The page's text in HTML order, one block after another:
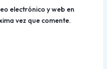
electrónico y web en
vez que comente.